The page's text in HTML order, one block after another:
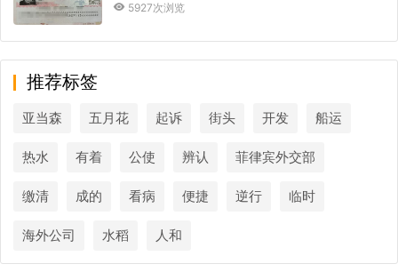
5927次浏览
推荐标签
亚当森 五月花 起诉 街头 开发 船运
热水 有着 公使 辨认 菲律宾外交部
缴清 成的 看病 便捷 逆行 临时
海外公司 水稻 人和